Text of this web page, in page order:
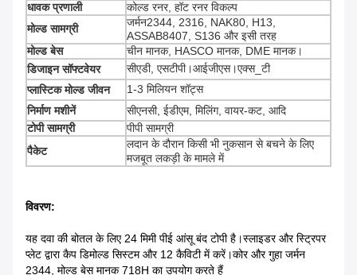
धावक प्रणाली
कोल्ड रनर, हॉट रनर विकल्प
मोल्ड सामग्री
जर्मन2344, 2316, NAK80, H13,
ASSAB8407, S136 और इसी तरह
मोल्ड बेस
चीन मानक, HASCO मानक, DME मानक।
डिजाइन सॉफ्टवेयर
सीएडी, एसटीपी।आईजीएस।एक्स_टी
प्लास्टिक मोल्ड जीवन
1-3 मिलियन शॉट्स
निर्माण मशीनें
सीएनसी, ईडीएम, मिलिंग, वायर-कट, आदि
टोपी सामग्री
पीपी सामग्री
पैकेट
लदान के दौरान किसी भी नुकसान से बचने के लिए
मजबूत लकड़ी के मामले में
विवरण:
यह दवा की बोतल के लिए 24 मिमी पीई आंसू बंद टोपी है।स्लाइडर और स्ट्रिपर
प्लेट द्वारा कैप डिमोल्ड सिस्टम और 12 कैविटी में करें।कोर और गुहा जर्मन
2344, मोल्ड बेस मानक 718H का उपयोग करते हैं